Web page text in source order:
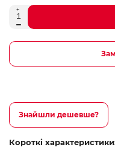
Знайшли дешевше?
Короткі